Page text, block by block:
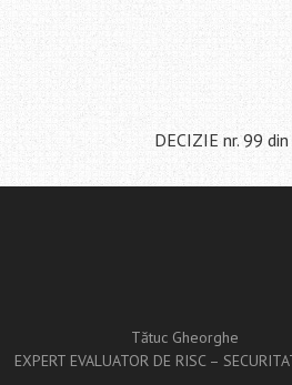
DECIZIE nr. 99
Tătuc Gheorghe
EXPERT EVALUATOR DE RISC –